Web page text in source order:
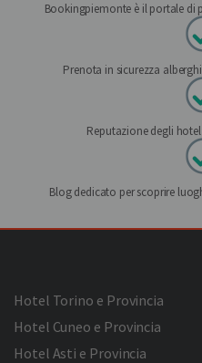
Bookingpiemonte è il portale di
Prenota in sicurezza
Reputazione degli
Blog dedicato per scoprire
Hotel Torino e Provincia
Hotel Cuneo e Provincia
Hotel Asti e Provincia